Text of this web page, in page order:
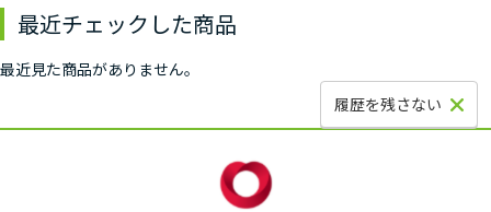
最近チェックした商品
最近見た商品がありません。
履歴を残さない